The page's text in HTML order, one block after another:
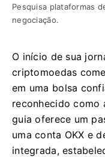
Pesquisa plataformas
negociação.
O início de sua
criptomoedas
em uma bolsa
reconhecido como
guia oferece um
uma conta OKX e
integrada,